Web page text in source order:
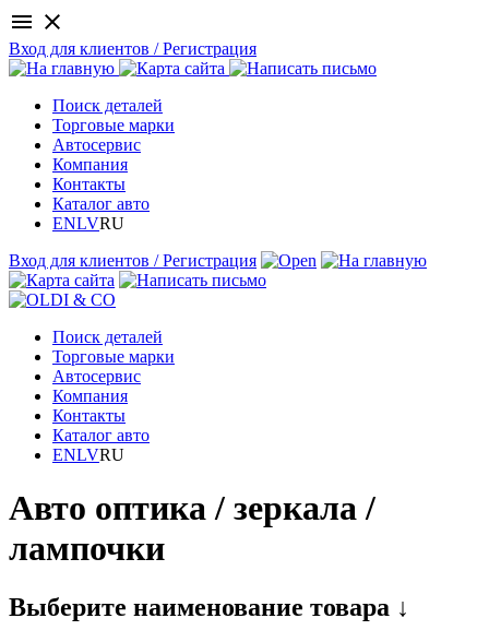
menu close
Вход для клиентов / Регистрация
Поиск деталей
Торговые марки
Автосервис
Компания
Контакты
Каталог авто
ENLVRU
Вход для клиентов / Регистрация
Поиск деталей
Торговые марки
Автосервис
Компания
Контакты
Каталог авто
ENLVRU
Авто оптика / зеркала /
лампочки
Выберите наименование товара ↓